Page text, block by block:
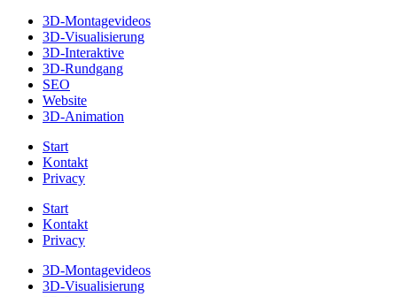
3D-Montagevideos
3D-Visualisierung
3D-Interaktive
3D-Rundgang
SEO
Website
3D-Animation
Start
Kontakt
Privacy
Start
Kontakt
Privacy
3D-Montagevideos
3D-Visualisierung